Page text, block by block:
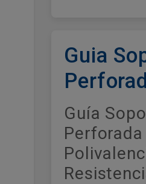
Guia
Guía
Perforada